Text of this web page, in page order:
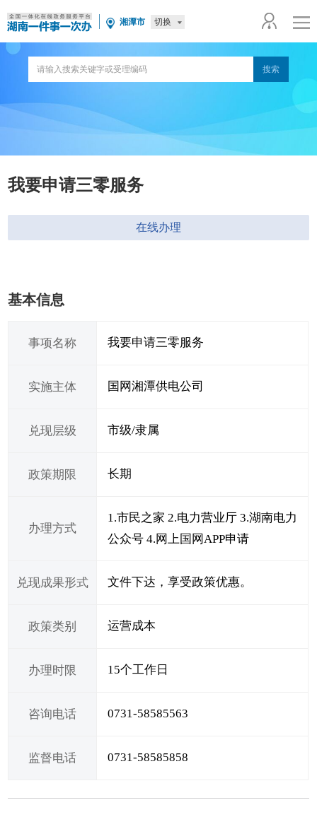
湘潭市 切换
我要申请三零服务
在线办理
基本信息
事项名称 我要申请三零服务
实施主体 国网湘潭供电公司
兑现层级 市级/隶属
政策期限 长期
办理方式
1.市民之家 2.电力营业厅 3.湖南电力
公众号 4.网上国网APP申请
兑现成果形式 文件下达，享受政策优惠。
政策类别 运营成本
办理时限 15个工作日
咨询电话 0731-58585563
监督电话 0731-58585858